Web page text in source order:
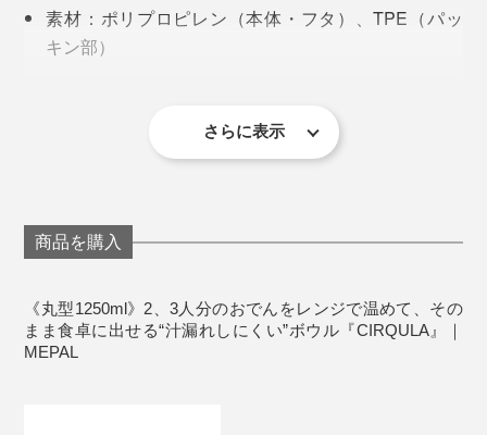
ク。
素材：ポリプロピレン（本体・フタ）、TPE（パッ
キン部）
冷凍庫、食洗機、電子レンジ使用可能
さらに表示
商品を購入
《丸型1250ml》2、3人分のおでんをレンジで温めて、その
まま食卓に出せる“汁漏れしにくい”ボウル『CIRQULA』｜
MEPAL